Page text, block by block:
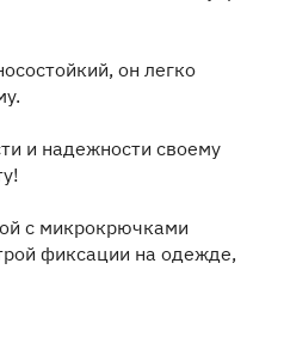
он легко
и надежности своему
с микрокрючками
фиксации на одежде,